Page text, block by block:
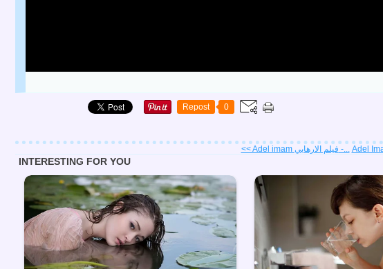
Repost 0
<< Adel imam فيلم الارهابي -...